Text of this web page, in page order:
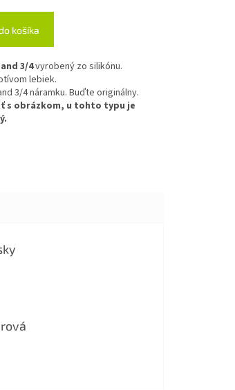
košíka
3/4vyrobený zo silikónu.
lebiek.
3/4 náramku. Buďte originálny.
s obrázkom, u tohto typu je
je 5 z 5 hviezdičiek.
je 5 z 5 hviezdičiek.